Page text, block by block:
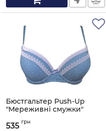
Бюстгальтер Push-Up
"Мереживні смужки"
Артикул:
535 грн